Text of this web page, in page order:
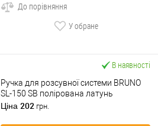
До порівняння
У обране
В наявності
Ручка для розсувної системи BRUNO
SL-150 SB полірована латунь
Ціна 202 грн.